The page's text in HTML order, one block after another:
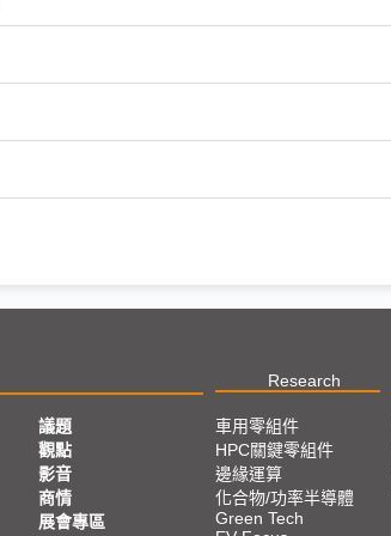
Research
議題
觀點
影音
商情
展會專區
車用零組件
HPC關鍵零組件
邊緣運算
化合物/功率半導體
Green Tech